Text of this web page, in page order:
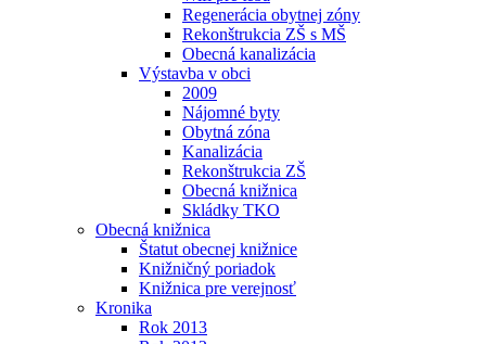
Regenerácia obytnej zóny
Rekonštrukcia ZŠ s MŠ
Obecná kanalizácia
Výstavba v obci
2009
Nájomné byty
Obytná zóna
Kanalizácia
Rekonštrukcia ZŠ
Obecná knižnica
Skládky TKO
Obecná knižnica
Štatut obecnej knižnice
Knižničný poriadok
Knižnica pre verejnosť
Kronika
Rok 2013